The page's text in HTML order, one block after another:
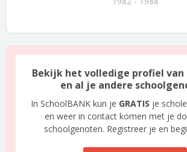
Bekijk het volledige profiel van
en al je andere
In SchoolBANK kun je GRATIS je
en weer in contact komen met je
schoolgenoten. Registreer je en